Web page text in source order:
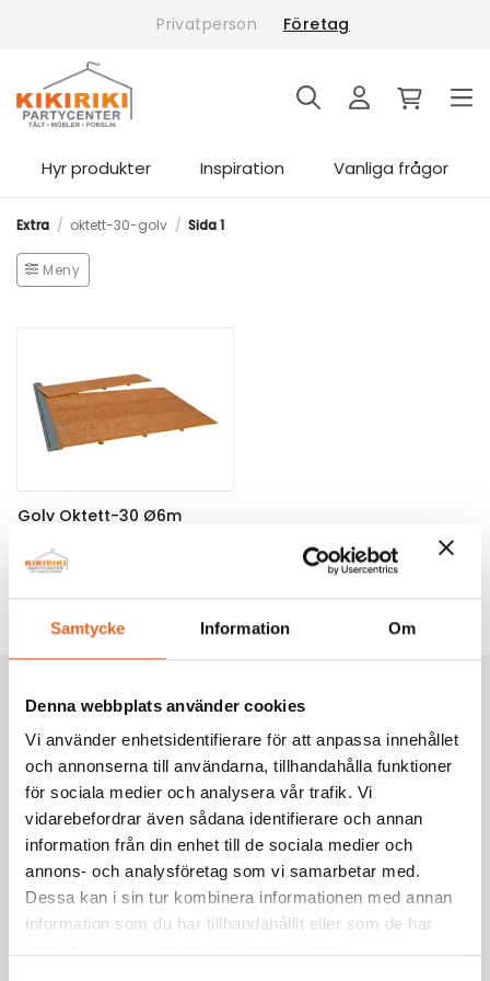
Samtycke Information Om
Denna webbplats använder cookies
Vi använder enhetsidentifierare för att anpassa innehållet
och annonserna till användarna, tillhandahålla funktioner
för sociala medier och analysera vår trafik. Vi
vidarebefordrar även sådana identifierare och annan
information från din enhet till de sociala medier och
annons- och analysföretag som vi samarbetar med.
Dessa kan i sin tur kombinera informationen med annan
information som du har tillhandahållit eller som de har
Privatperson Företag
Hyr produkter Inspiration Vanliga frågor
Extra / oktett-30-golv / Sida 1
Meny
Golv Oktett-30 Ø6m
26m²
Kikiriki Partycenter
Sedan 1993 har vi hjälpt tusentals kunder i Göteborg
med omnejd med uthyrning av tält, möbler och porslin
till fester, bröllop och företagsevent. Tryggt. Proffsigt.
Enkelt.